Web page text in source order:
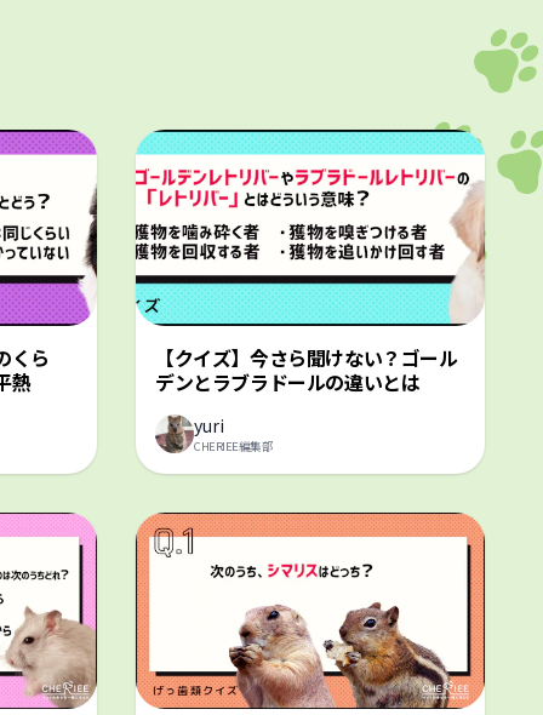
くら
熱
【クイズ】今さら聞けない？ゴール
デンとラブラドールの違いとは
yuri
CHERIEE編集部